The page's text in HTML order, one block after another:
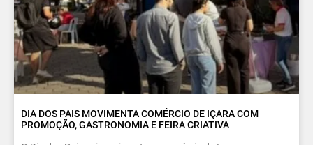
DIA DOS PAIS MOVIMENTA COMÉRCIO DE IÇARA COM
PROMOÇÃO, GASTRONOMIA E FEIRA CRIATIVA